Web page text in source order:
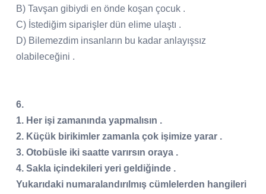
B) Tavşan gibiydi en önde koşan çocuk .
C) İstediğim siparişler dün elime ulaştı .
D) Bilemezdim insanların bu kadar anlayışsız
olabileceğini .
6.
1. Her işi zamanında yapmalısın .
2. Küçük birikimler zamanla çok işimize yarar .
3. Otobüsle iki saatte varırsın oraya .
4. Sakla içindekileri yeri geldiğinde .
Yukarıdaki numaralandırılmış cümlelerden hangileri